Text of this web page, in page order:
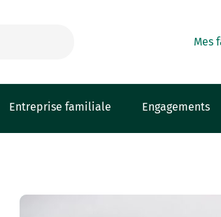
Mes
Entreprise familiale Engagements